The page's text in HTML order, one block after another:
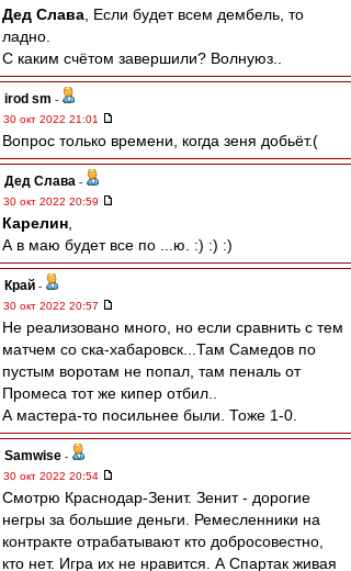
Дед Слава , Если будет всем дембель, то
ладно.
С каким счётом завершили? Волнуюз..
irod sm -
30 окт 2022 21:01
Вопрос только времени, когда зеня добьёт.(
Дед Слава -
30 окт 2022 20:59
Карелин
А в маю будет все по ...ю. :) :) :)
Край -
30 окт 2022 20:57
Не реализовано много, но если сравнить с тем
матчем со ска-хабаровск...Там Самедов по
пустым воротам не попал, там пеналь от
Промеса тот же кипер отбил..
А мастера-то посильнее были. Тоже 1-0.
Samwise -
30 окт 2022 20:54
Смотрю Краснодар-Зенит. Зенит - дорогие
негры за большие деньги. Ремесленники на
контракте отрабатывают кто добросовестно,
кто нет. Игра их не нравится. А Спартак живая